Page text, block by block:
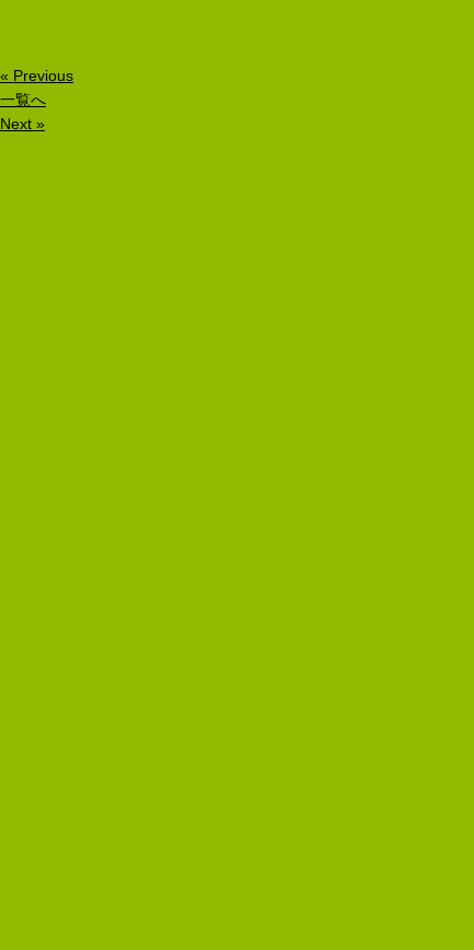
« Previous
一覧へ
Next »